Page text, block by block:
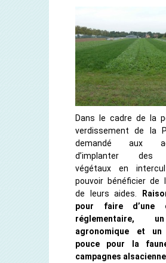
Dans le cadre de la
verdissement de la
demandé aux
d’implanter des
végétaux en
pouvoir bénéficier de
de leurs aides.
pour faire d’une
réglementaire,
agronomique et
pouce pour la
campagnes